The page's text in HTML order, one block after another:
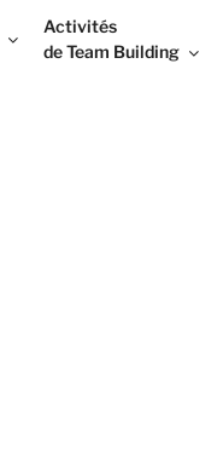
Activités
de Team Building